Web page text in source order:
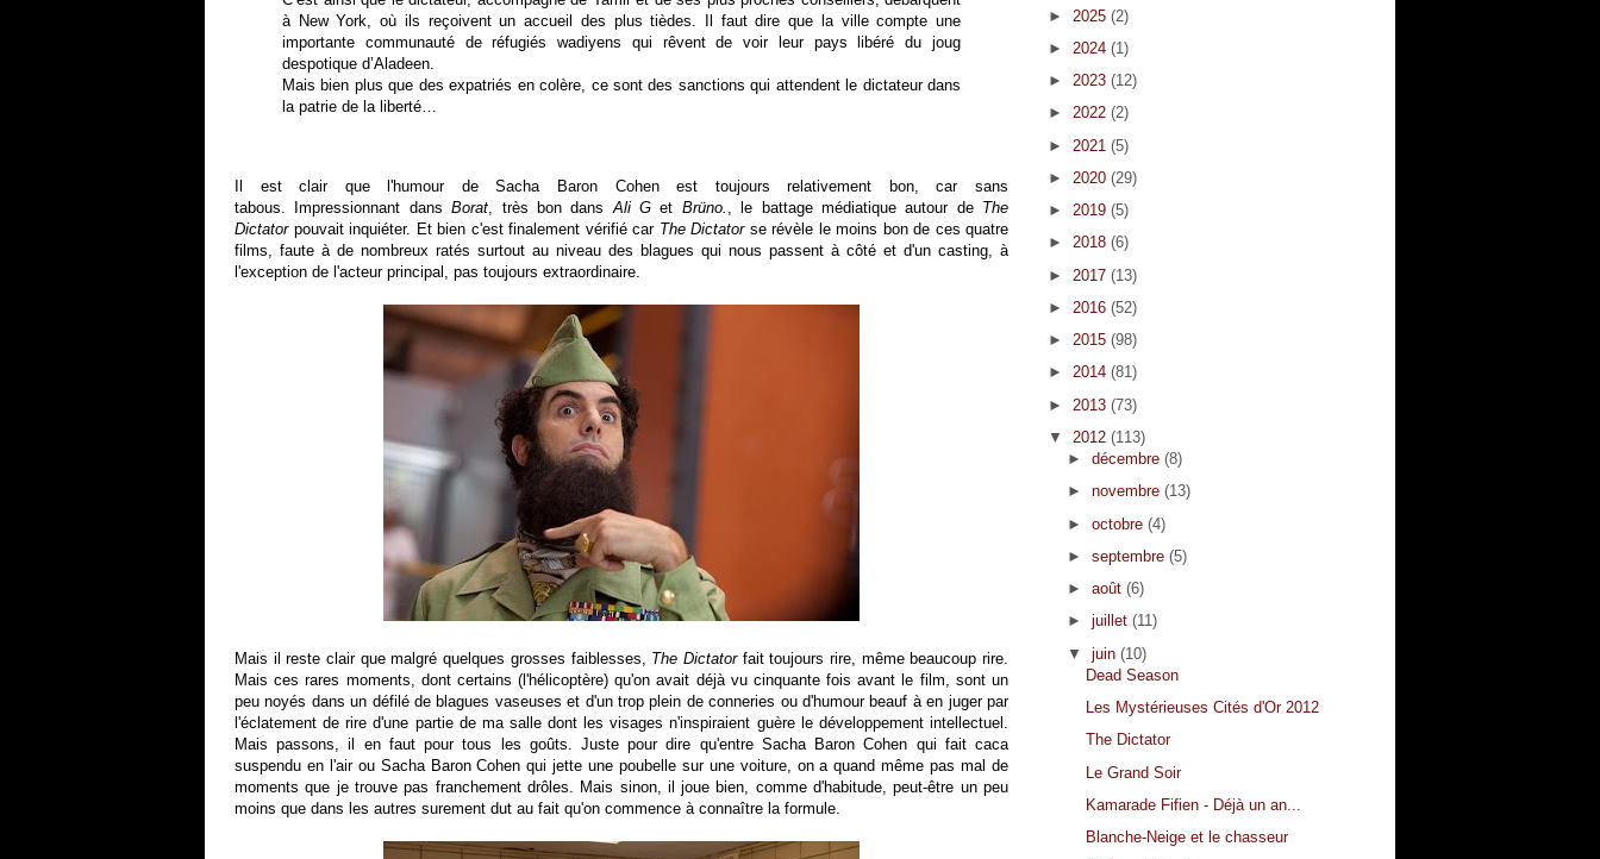
à New York, où ils reçoivent un accueil des plus tièdes. Il faut dire que la ville compte une
importante communauté de réfugiés wadiyens qui rêvent de voir leur pays libéré du joug
despotique d’Aladeen.
Mais bien plus que des expatriés en colère, ce sont des sanctions qui attendent le dictateur dans
la patrie de la liberté…
Il est clair que l'humour de Sacha Baron Cohen est toujours relativement bon, car sans
tabous. Impressionnant dansBorat, très bon dansAli G et Brüno. , le battage médiatique autour de The
Dictatorpouvait inquiéter. Et bien c'est finalement vérifié car The Dictatorse révèle le moins bon de ces quatre
films, faute à de nombreux ratés surtout au niveau des blagues qui nous passent à côté et d'un casting, à
l'exception de l'acteur principal, pas toujours extraordinaire.
Mais il reste clair que malgré quelques grosses faiblesses, The Dictator fait toujours rire, même beaucoup rire.
Mais ces rares moments, dont certains (l'hélicoptère) qu'on avait déjà vu cinquante fois avant le film, sont un
peu noyés dans un défilé de blagues vaseuses et d'un trop plein de conneries ou d'humour beauf à en juger par
l'éclatement de rire d'une partie de ma salle dont les visages n'inspiraient guère le développement intellectuel.
Mais passons, il en faut pour tous les goûts. Juste pour dire qu'entre Sacha Baron Cohen qui fait caca
suspendu en l'air ou Sacha Baron Cohen qui jette une poubelle sur une voiture, on a quand même pas mal de
moments que je trouve pas franchement drôles. Mais sinon, il joue bien, comme d'habitude, peut-être un peu
moins que dans les autres surement dut au fait qu'on commence à connaître la formule.
► 2025 (2)
► 2024 (1)
► 2023 (12)
► 2022 (2)
► 2021 (5)
► 2020 (29)
► 2019 (5)
► 2018 (6)
► 2017 (13)
► 2016 (52)
► 2015 (98)
► 2014 (81)
► 2013 (73)
▼ 2012 (113)
► décembre (8)
► novembre (13)
► octobre (4)
► septembre (5)
► août (6)
► juillet (11)
▼ juin (10)
Dead Season
Les Mystérieuses Cités d'Or 2012
The Dictator
Le Grand Soir
Kamarade Fifien - Déjà un an...
Blanche-Neige et le chasseur